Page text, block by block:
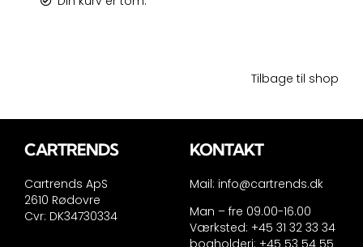
Tilbage til shop
CARTRENDS
Cartrends ApS
2610 Rødovre
Cvr: DK34730334
KONTAKT
Mail: info@cartrends.dk
Man – fre 09.00-16.00
Værksted: +45 31 32 33 34
bogholderi: +45 53 54 55